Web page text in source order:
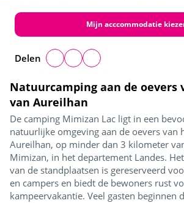
Natuurcamping aan de oevers
van Aureilhan
De camping Mimizan Lac ligt in een
natuurlijke omgeving aan de oevers van
Aureilhan, op minder dan 3 kilometer
Mimizan, in het departement Landes.
van de standplaatsen is gereserveerd
en campers en biedt de bewoners rust
kampeervakantie. Veel gasten beginnen
Mijn acccommodatie
Delen